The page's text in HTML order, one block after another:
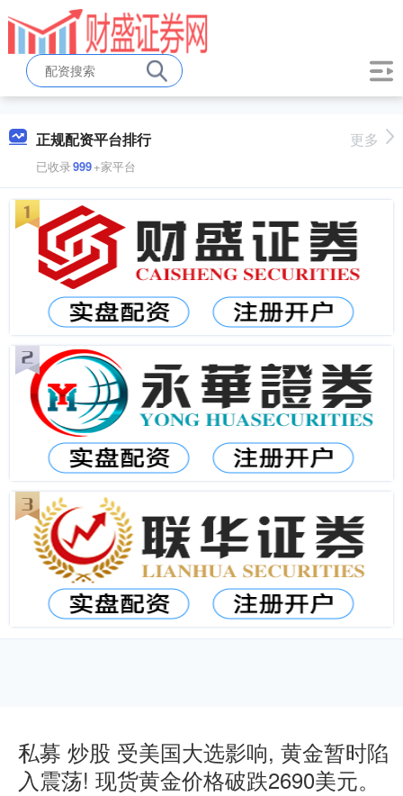
正规配资平台排行
已收录999+家平台
更多
私募 炒股 受美国大选影响, 黄金暂时陷
入震荡! 现货黄金价格破跌2690美元。